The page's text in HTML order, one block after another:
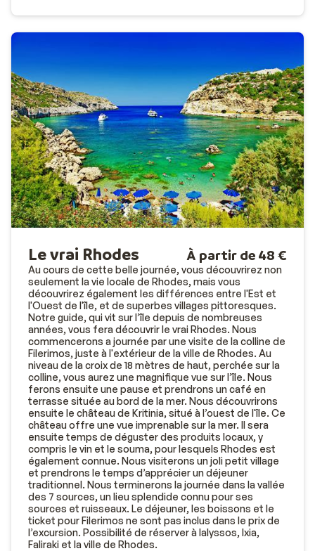
Le vrai Rhodes À partir de 48 €
Au cours de cette belle journée, vous découvrirez non
seulement la vie locale de Rhodes, mais vous
découvrirez également les différences entre l'Est et
l'Ouest de l'île, et de superbes villages pittoresques.
Notre guide, qui vit sur l’île depuis de nombreuses
années, vous fera découvrir le vrai Rhodes. Nous
commencerons a journée par une visite de la colline de
Filerimos, juste à l'extérieur de la ville de Rhodes. Au
niveau de la croix de 18 mètres de haut, perchée sur la
colline, vous aurez une magnifique vue sur l’île. Nous
ferons ensuite une pause et prendrons un café en
terrasse située au bord de la mer. Nous découvrirons
ensuite le château de Kritinia, situé à l’ouest de l'île. Ce
château offre une vue imprenable sur la mer. Il sera
ensuite temps de déguster des produits locaux, y
compris le vin et le souma, pour lesquels Rhodes est
également connue. Nous visiterons un joli petit village
et prendrons le temps d’apprécier un déjeuner
traditionnel. Nous terminerons la journée dans la vallée
des 7 sources, un lieu splendide connu pour ses
sources et ruisseaux. Le déjeuner, les boissons et le
ticket pour Filerimos ne sont pas inclus dans le prix de
l’excursion. Possibilité de réserver à Ialyssos, Ixia,
Faliraki et la ville de Rhodes.